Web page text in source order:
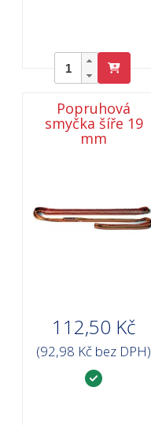
Popruhová
smyčka šíře 19
mm
112,50 Kč
(92,98 Kč bez DPH)